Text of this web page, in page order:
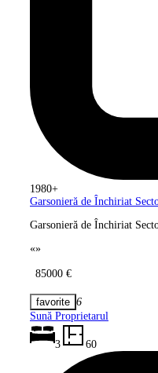
1980+
Garsonieră de Închiriat
Garsonieră de Închiriat
«»
85000 €
6
Sună Proprietarul
3 60